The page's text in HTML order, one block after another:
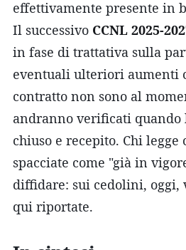
effettivamente presente in
Il successivo CCNL 2025-
in fase di trattativa sulla
eventuali ulteriori aumenti
contratto non sono al
andranno verificati quando
chiuso e recepito. Chi
spacciate come "già in
diffidare: sui cedolini, oggi,
qui riportate.